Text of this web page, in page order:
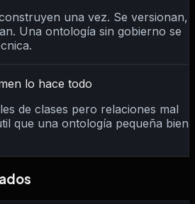
una vez. Se versionan,
Una ontología sin gobierno se
lo hace todo
de clases pero relaciones mal
que una ontología pequeña bien